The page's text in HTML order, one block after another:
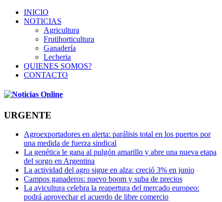
INICIO
NOTICIAS
Agricultura
Frutihorticultura
Ganadería
Lecheria
QUIENES SOMOS?
CONTACTO
URGENTE
Agroexportadores en alerta: parálisis total en los puertos por
una medida de fuerza sindical
La genética le gana al pulgón amarillo y abre una nueva etapa
del sorgo en Argentina
La actividad del agro sigue en alza: creció 3% en junio
Campos ganaderos: nuevo boom y suba de precios
La avicultura celebra la reapertura del mercado europeo:
podrá aprovechar el acuerdo de libre comercio